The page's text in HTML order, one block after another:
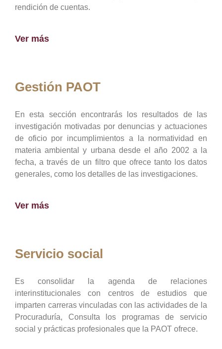
rendición de cuentas.
Ver más
Gestión PAOT
En esta sección encontrarás los resultados de las
investigación motivadas por denuncias y actuaciones
de oficio por incumplimientos a la normatividad en
materia ambiental y urbana desde el año 2002 a la
fecha, a través de un filtro que ofrece tanto los datos
generales, como los detalles de las investigaciones.
Ver más
Servicio social
Es consolidar la agenda de relaciones
interinstitucionales con centros de estudios que
imparten carreras vinculadas con las actividades de la
Procuraduría, Consulta los programas de servicio
social y prácticas profesionales que la PAOT ofrece.